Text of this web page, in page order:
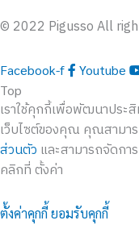
© 2022 Pigusso All
Facebook-f Youtube
Top
เราใช้คุกกี้เพื่อพัฒนาประ
เว็บไซต์ของคุณ คุณสามา
ส่วนตัว และสามารถจัดกา
คลิกที่ ตั้งค่า
ตั้งค่าคุกกี้ยอมรับคุกกี้